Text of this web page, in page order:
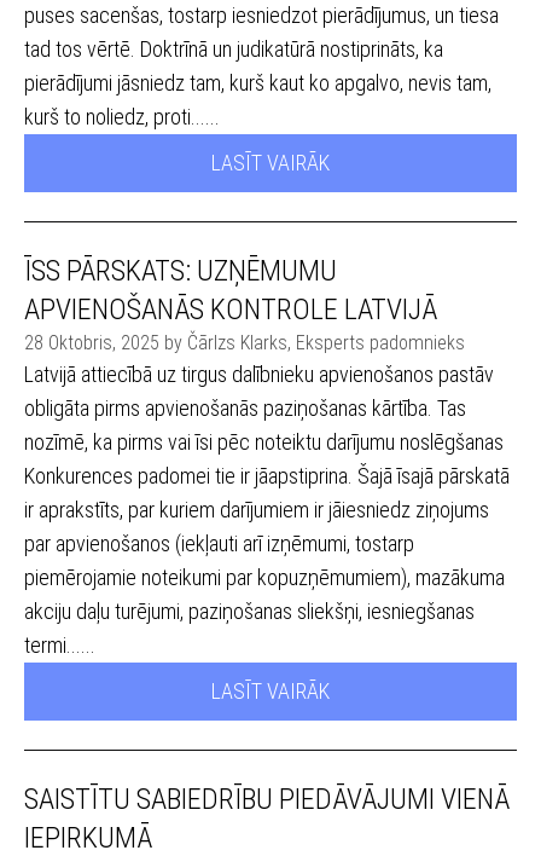
puses sacenšas, tostarp iesniedzot pierādījumus, un tiesa
tad tos vērtē. Doktrīnā un judikatūrā nostiprināts, ka
pierādījumi jāsniedz tam, kurš kaut ko apgalvo, nevis tam,
kurš to noliedz, proti......
LASĪT VAIRĀK
ĪSS PĀRSKATS: UZŅĒMUMU
APVIENOŠANĀS KONTROLE LATVIJĀ
28 Oktobris, 2025 by Čārlzs Klarks, Eksperts padomnieks
Latvijā attiecībā uz tirgus dalībnieku apvienošanos pastāv
obligāta pirms apvienošanās paziņošanas kārtība. Tas
nozīmē, ka pirms vai īsi pēc noteiktu darījumu noslēgšanas
Konkurences padomei tie ir jāapstiprina. Šajā īsajā pārskatā
ir aprakstīts, par kuriem darījumiem ir jāiesniedz ziņojums
par apvienošanos (iekļauti arī izņēmumi, tostarp
piemērojamie noteikumi par kopuzņēmumiem), mazākuma
akciju daļu turējumi, paziņošanas sliekšņi, iesniegšanas
termi......
LASĪT VAIRĀK
SAISTĪTU SABIEDRĪBU PIEDĀVĀJUMI VIENĀ
IEPIRKUMĀ